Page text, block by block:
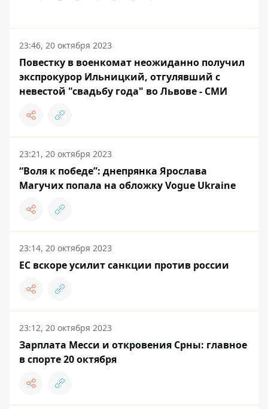
23:46, 20 октября 2023
Повестку в военкомат неожиданно получил
экспрокурор Ильницкий, отгулявший с
невестой "свадьбу года" во Львове - СМИ
23:21, 20 октября 2023
“Воля к победе”: днепрянка Ярослава
Магучих попала на обложку Vogue Ukraine
23:14, 20 октября 2023
ЕС вскоре усилит санкции против россии
23:12, 20 октября 2023
Зарплата Месси и откровения Срны: главное
в спорте 20 октября